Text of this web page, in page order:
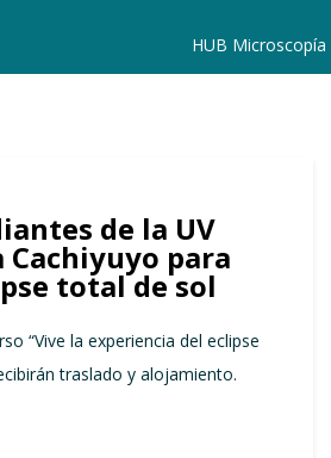
HUB Microscopía
de la UV
para
total de sol
“Vive la experiencia del eclipse
traslado y alojamiento.